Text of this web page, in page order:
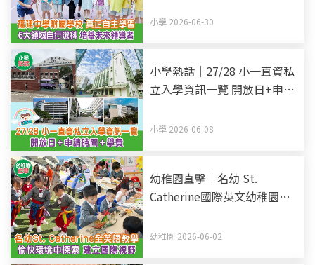
小學 2026-06-30
小學熱話｜27/28 小一直資私
立入學資訊一覽 開放日+申請
小學 2026-06-08
幼稚園直擊｜名幼 St.
Catherine國際英文幼稚園暨
中探索 建立國際視野
幼稚園 2026-06-02